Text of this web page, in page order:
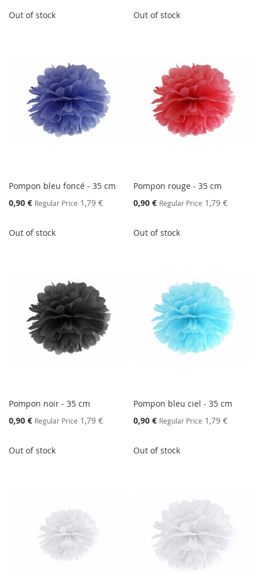
Out of stock Out of stock
Pompon bleu foncé - 35 cm
Special
Price
0,90 € Regular Price 1,79 €
Out of stock
Pompon rouge - 35 cm
Special
Price
0,90 € Regular Price 1,79 €
Out of stock
Pompon noir - 35 cm
Special
0,90 € Regular Price 1,79 €
Out of stock
Pompon bleu ciel - 35 cm
Special
0,90 € Regular Price 1,79 €
Out of stock